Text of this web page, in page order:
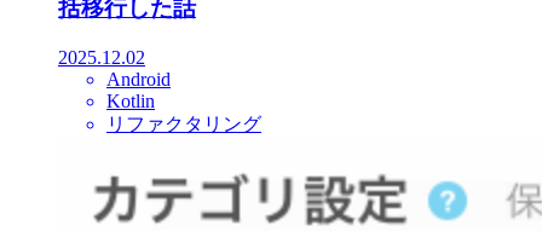
括移行した話
2025.12.02
Android
Kotlin
リファクタリング